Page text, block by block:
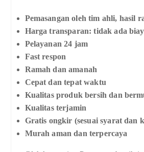
Pemasangan oleh tim ahli, hasil
Harga transparan: tidak ada
Pelayanan 24 jam
Fast respon
Ramah dan amanah
Cepat dan tepat waktu
Kualitas produk bersih dan
Kualitas terjamin
Gratis ongkir (sesuai syarat dan
Murah aman dan terpercaya